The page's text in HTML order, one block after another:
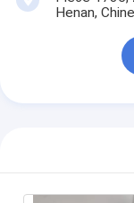
Henan, Chine.